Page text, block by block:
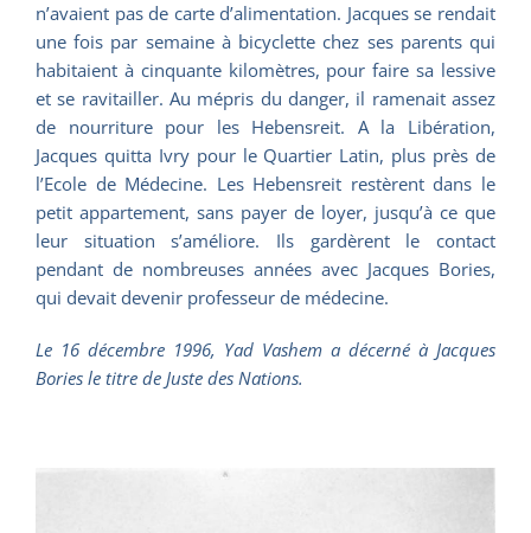
n’avaient pas de carte d’alimentation. Jacques se rendait
une fois par semaine à bicyclette chez ses parents qui
habitaient à cinquante kilomètres, pour faire sa lessive
et se ravitailler. Au mépris du danger, il ramenait assez
de nourriture pour les Hebensreit. A la Libération,
Jacques quitta Ivry pour le Quartier Latin, plus près de
l’Ecole de Médecine. Les Hebensreit restèrent dans le
petit appartement, sans payer de loyer, jusqu’à ce que
leur situation s’améliore. Ils gardèrent le contact
pendant de nombreuses années avec Jacques Bories,
qui devait devenir professeur de médecine.
Le 16 décembre 1996, Yad Vashem a décerné à Jacques
Bories le titre de Juste des Nations.